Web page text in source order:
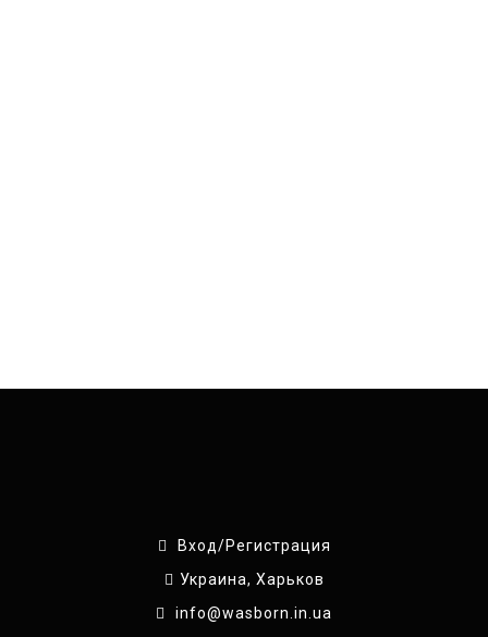
Вход/Регистрация
Украина, Харьков
info@wasborn.in.ua